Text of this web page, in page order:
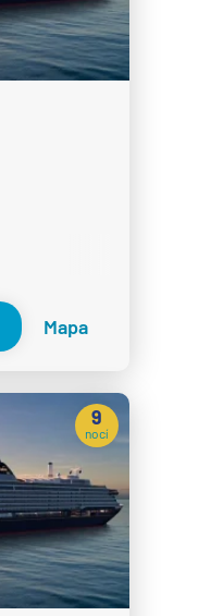
Mapa
9
nocí